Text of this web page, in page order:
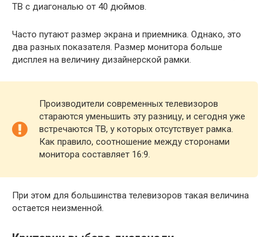
ТВ с диагональю от 40 дюймов.
Часто путают размер экрана и приемника. Однако, это
два разных показателя. Размер монитора больше
дисплея на величину дизайнерской рамки.
Производители современных телевизоров
стараются уменьшить эту разницу, и сегодня уже
встречаются ТВ, у которых отсутствует рамка.
Как правило, соотношение между сторонами
монитора составляет 16:9.
При этом для большинства телевизоров такая величина
остается неизменной.